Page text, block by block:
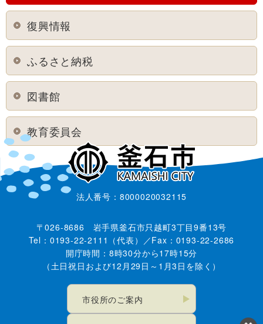
復興情報
ふるさと納税
図書館
教育委員会
法人番号：8000020032115
〒026-8686 岩手県釜石市只越町3丁目9番13号
Tel：0193-22-2111（代表）／Fax：0193-22-2686
開庁時間：8時30分から17時15分
（土日祝日および12月29日～1月3日を除く）
市役所のご案内